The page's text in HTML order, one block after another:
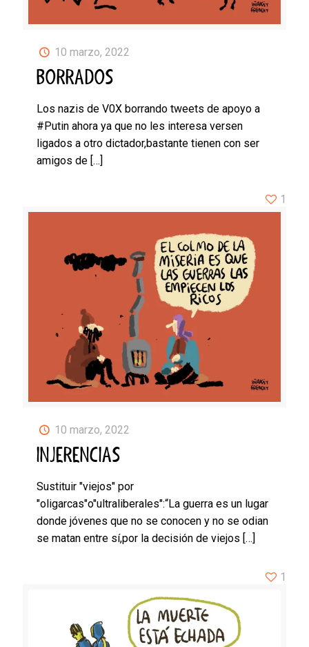
10 marzo, 2022
BORRADOS
Los nazis de V0X borrando tweets de apoyo a
#Putin ahora ya que no les interesa versen
ligados a otro dictador,bastante tienen con ser
amigos de […]
10 marzo, 2022
INJERENCIAS
Sustituir "viejos" por
"oligarcas"o"ultraliberales":“La guerra es un lugar
donde jóvenes que no se conocen y no se odian
se matan entre sí,por la decisión de viejos […]
1
1